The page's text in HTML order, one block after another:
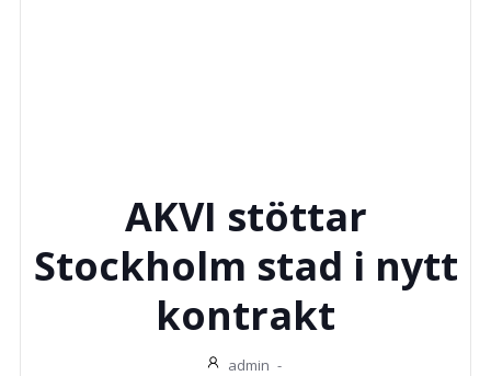
AKVI stöttar
Stockholm stad i nytt
kontrakt
admin -